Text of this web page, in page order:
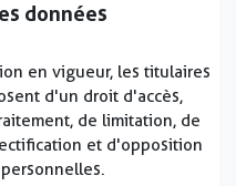
données
en vigueur, les titulaires
d'un droit d'accès,
de limitation, de
et d'opposition